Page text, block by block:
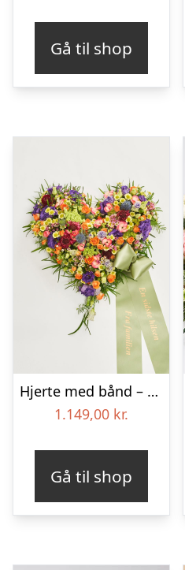
Gå til shop
Hjerte med bånd – Floristens kreative valg
1.149,00 kr.
Gå til shop